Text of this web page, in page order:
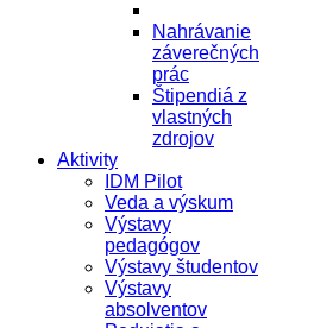
Nahrávanie
záverečných
prác
Štipendiá z
vlastných
zdrojov
Aktivity
IDM Pilot
Veda a výskum
Výstavy
pedagógov
Výstavy študentov
Výstavy
absolventov